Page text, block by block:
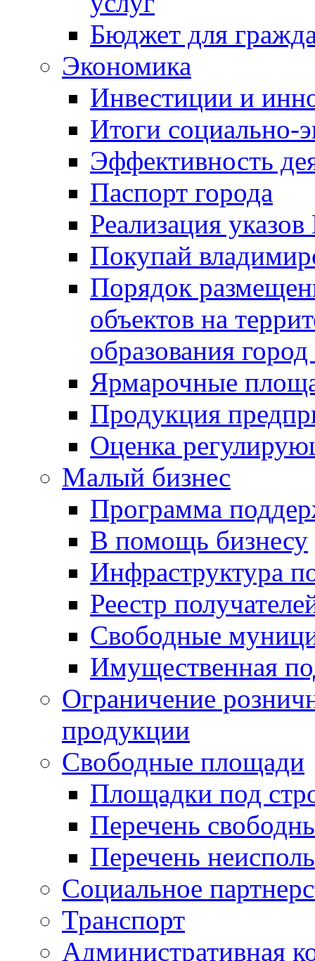
Бюджет для
Экономика
Инвестиции и
Итоги социально-
Эффективность
Паспорт города
Реализация
Покупай
Порядок
объектов на
образования
Ярмарочные
Продукция
Оценка
Малый бизнес
Программа
В помощь бизнесу
Инфраструктура
Реестр
Свободные
Имущественная
Ограничение
продукции
Свободные площади
Площадки под
Перечень
Перечень
Социальное
Транспорт
Административная